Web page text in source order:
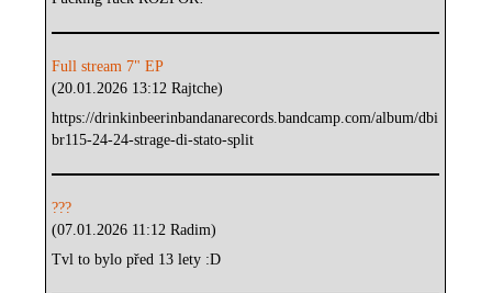
Full stream 7" EP
(20.01.2026 13:12 Rajtche)
https://drinkinbeerinbandanarecords.bandcamp.com/album/dbi
br115-24-24-strage-di-stato-split
???
(07.01.2026 11:12 Radim)
Tvl to bylo před 13 lety :D